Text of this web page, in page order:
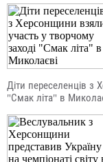
Діти переселенців з
"Смак літа" в